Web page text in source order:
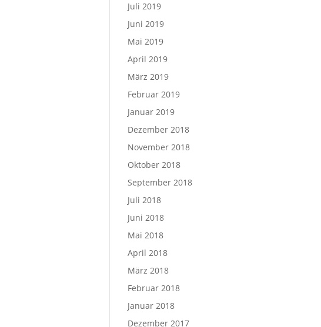
Juli 2019
Juni 2019
Mai 2019
April 2019
März 2019
Februar 2019
Januar 2019
Dezember 2018
November 2018
Oktober 2018
September 2018
Juli 2018
Juni 2018
Mai 2018
April 2018
März 2018
Februar 2018
Januar 2018
Dezember 2017